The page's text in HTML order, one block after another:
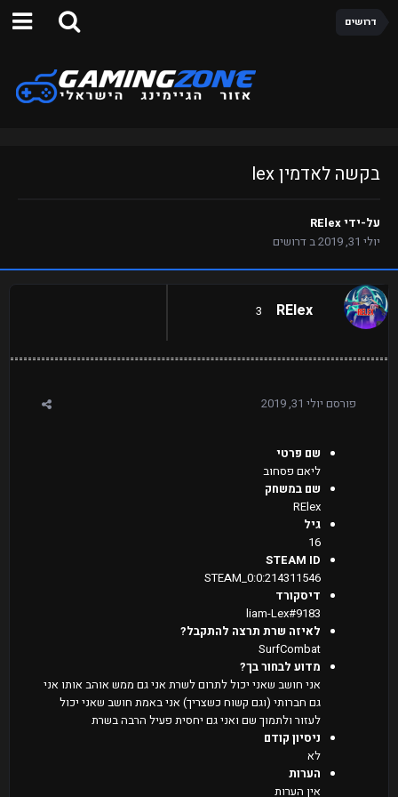
דרושים
בקשה לאדמין lex
על-ידיRElex
יולי 31, 2019
בדרושים
RElex
3
פורסם יולי 31, 2019
שם פרטי
ליאם פסחוב
שם במשחק
RElex
גיל
16
STEAM ID
STEAM_0:0:214311546
דיסקורד
liam-Lex#9183
לאיזה שרת תרצה להתקבל?
SurfCombat
מדוע לבחור בך?
אני חושב שאני יכול לתרום לשרת אני גם ממש אוהב אותו אני
גם חברותי (וגם קשוח כשצריך) אני באמת חושב שאני יכול
לעזור ולתמוך שם ואני גם יחסית פעיל הרבה בשרת
ניסיון קודם
לא
הערות
אין הערות